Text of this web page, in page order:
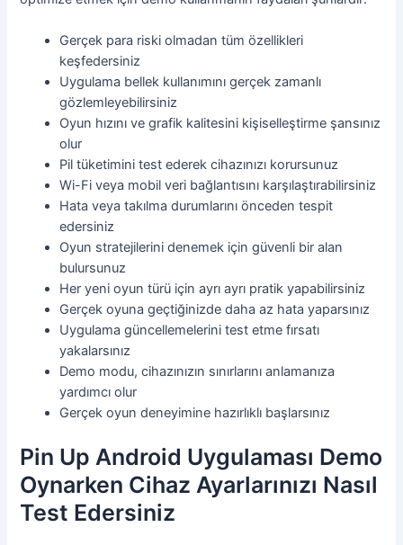
Gerçek para riski olmadan tüm özellikleri
keşfedersiniz
Uygulama bellek kullanımını gerçek zamanlı
gözlemleyebilirsiniz
Oyun hızını ve grafik kalitesini kişiselleştirme şansınız
olur
Pil tüketimini test ederek cihazınızı korursunuz
Wi-Fi veya mobil veri bağlantısını karşılaştırabilirsiniz
Hata veya takılma durumlarını önceden tespit
edersiniz
Oyun stratejilerini denemek için güvenli bir alan
bulursunuz
Her yeni oyun türü için ayrı ayrı pratik yapabilirsiniz
Gerçek oyuna geçtiğinizde daha az hata yaparsınız
Uygulama güncellemelerini test etme fırsatı
yakalarsınız
Demo modu, cihazınızın sınırlarını anlamanıza
yardımcı olur
Gerçek oyun deneyimine hazırlıklı başlarsınız
Pin Up Android Uygulaması Demo
Oynarken Cihaz Ayarlarınızı Nasıl
Test Edersiniz